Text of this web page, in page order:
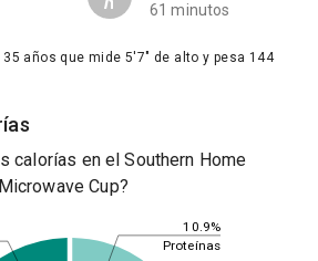
61 minutos
años que mide 5'7" de alto y pesa 144
calorías en el Southern Home
Cup?
10.9%
Proteínas